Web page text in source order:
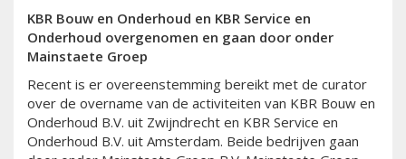
KBR Bouw en Onderhoud en KBR Service en
Onderhoud overgenomen en gaan door onder
Mainstaete Groep
Recent is er overeenstemming bereikt met de curator
over de overname van de activiteiten van KBR Bouw en
Onderhoud B.V. uit Zwijndrecht en KBR Service en
Onderhoud B.V. uit Amsterdam. Beide bedrijven gaan